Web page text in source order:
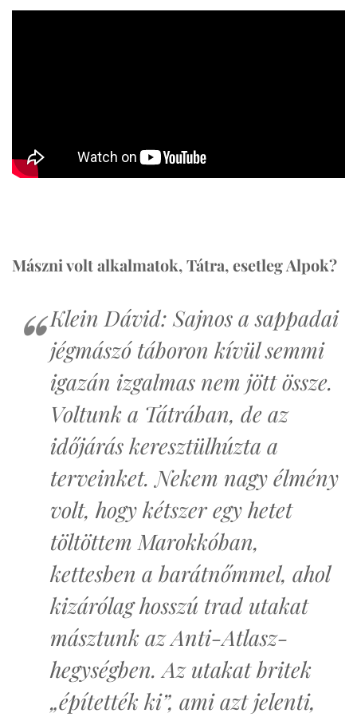
Mászni volt alkalmatok, Tátra, esetleg Alpok?
Klein Dávid: Sajnos a sappadai
jégmászó táboron kívül semmi
igazán izgalmas nem jött össze.
Voltunk a Tátrában, de az
időjárás keresztülhúzta a
terveinket. Nekem nagy élmény
volt, hogy kétszer egy hetet
töltöttem Marokkóban,
kettesben a barátnőmmel, ahol
kizárólag hosszú trad utakat
másztunk az Anti-Atlasz-
hegységben. Az utakat britek
„építették ki”, ami azt jelenti,